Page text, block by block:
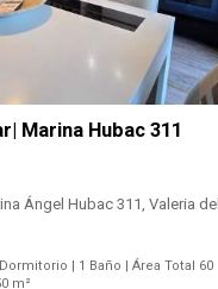
Marina Hubac 311
Ángel Hubac 311, Valeria del
| 1 Baño | Área Total 60
m²